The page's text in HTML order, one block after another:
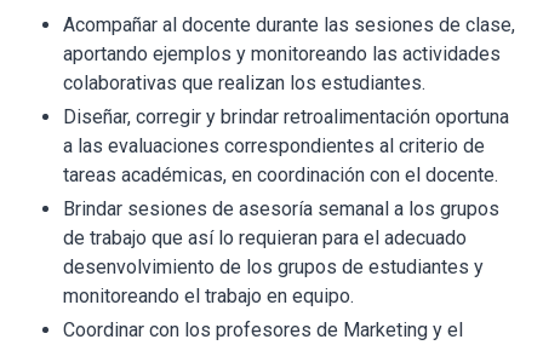
Acompañar al docente durante las sesiones de clase,
aportando ejemplos y monitoreando las actividades
colaborativas que realizan los estudiantes.
Diseñar, corregir y brindar retroalimentación oportuna
a las evaluaciones correspondientes al criterio de
tareas académicas, en coordinación con el docente.
Brindar sesiones de asesoría semanal a los grupos
de trabajo que así lo requieran para el adecuado
desenvolvimiento de los grupos de estudiantes y
monitoreando el trabajo en equipo.
Coordinar con los profesores de Marketing y el